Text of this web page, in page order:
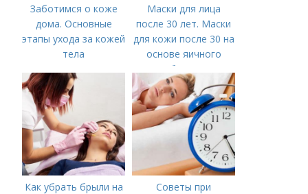
Заботимся о коже
дома. Основные
этапы ухода за кожей
тела
Маски для лица
после 30 лет. Маски
для кожи после 30 на
основе яичного
белка
Как убрать брыли на
Советы при